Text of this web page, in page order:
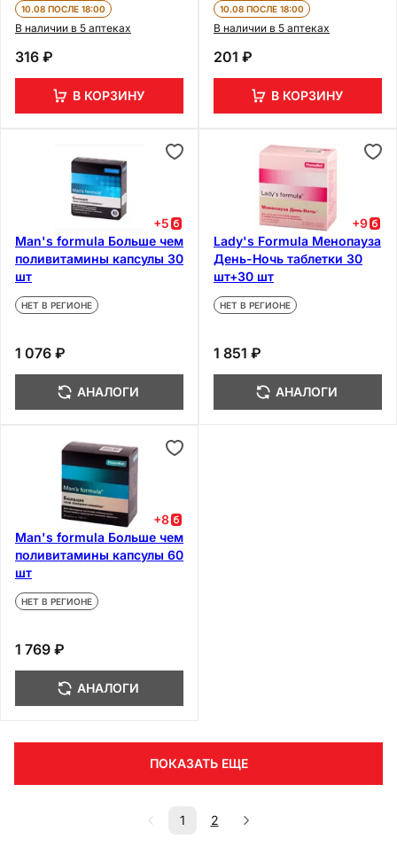
10.08 ПОСЛЕ 18:00
В наличии в 5 аптеках
316 ₽
В КОРЗИНУ
10.08 ПОСЛЕ 18:00
В наличии в 5 аптеках
201 ₽
В КОРЗИНУ
+5
Man's formula Больше чем
поливитамины капсулы 30
шт
НЕТ В РЕГИОНЕ
1 076 ₽
АНАЛОГИ
+9
Lady's Formula Менопауза
День-Ночь таблетки 30
шт+30 шт
НЕТ В РЕГИОНЕ
1 851 ₽
АНАЛОГИ
+8
Man's formula Больше чем
поливитамины капсулы 60
шт
НЕТ В РЕГИОНЕ
1 769 ₽
АНАЛОГИ
ПОКАЗАТЬ ЕЩЕ
1 2